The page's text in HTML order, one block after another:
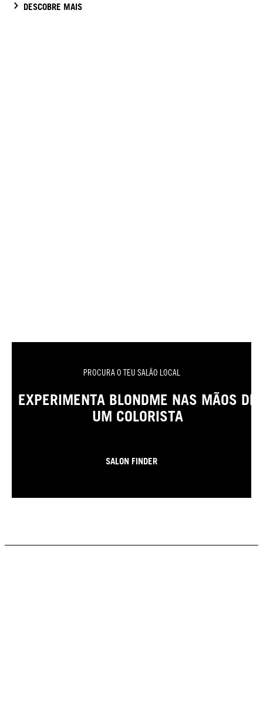
DESCOBRE MAIS
PROCURA O TEU SALÃO LOCAL
EXPERIMENTA BLONDME NAS MÃOS DE
UM COLORISTA
SALON FINDER